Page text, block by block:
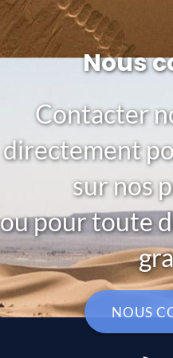
Nous
Contacter
directement
sur nos
ou pour toute
NOUS